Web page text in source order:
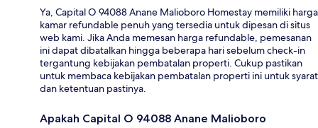
Ya, Capital O 94088 Anane Malioboro Homestay memiliki harga
kamar refundable penuh yang tersedia untuk dipesan di situs
web kami. Jika Anda memesan harga refundable, pemesanan
ini dapat dibatalkan hingga beberapa hari sebelum check-in
tergantung kebijakan pembatalan properti. Cukup pastikan
untuk membaca kebijakan pembatalan properti ini untuk syarat
dan ketentuan pastinya.
Apakah Capital O 94088 Anane Malioboro